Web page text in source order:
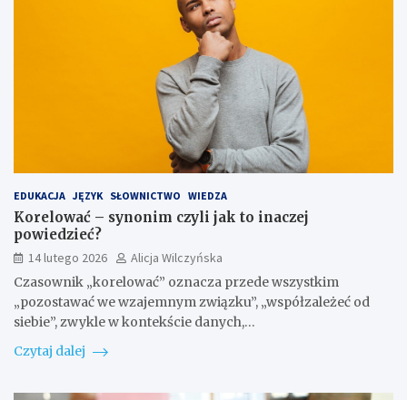
EDUKACJA JĘZYK SŁOWNICTWO WIEDZA
Korelować – synonim czyli jak to inaczej
powiedzieć?
14 lutego 2026
Alicja Wilczyńska
Czasownik „korelować” oznacza przede wszystkim
„pozostawać we wzajemnym związku”, „współzależeć od
siebie”, zwykle w kontekście danych,…
Czytaj dalej